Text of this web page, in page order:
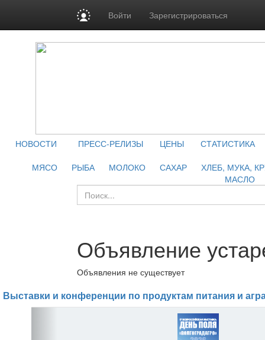
Войти Зарегистрироваться
НОВОСТИ ПРЕСС-РЕЛИЗЫ ЦЕНЫ
СТАТИСТИКА
МЯСО
РЫБА МОЛОКО САХАР
ХЛЕБ, МУКА,
МАСЛО
Объявление
Объявления не существует
Выставки и конференции по продуктам питания и